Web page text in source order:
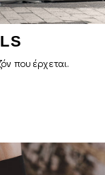
που έρχεται.